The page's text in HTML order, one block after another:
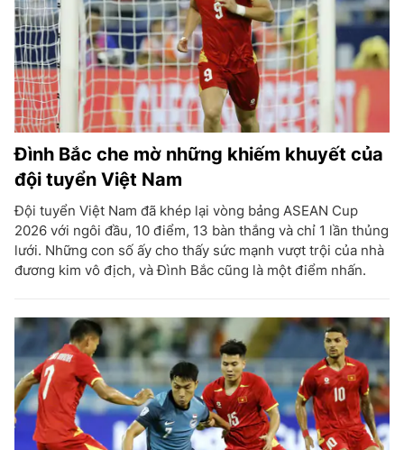
Đình Bắc che mờ những khiếm khuyết của
đội tuyển Việt Nam
Đội tuyển Việt Nam đã khép lại vòng bảng ASEAN Cup
2026 với ngôi đầu, 10 điểm, 13 bàn thắng và chỉ 1 lần thủng
lưới. Những con số ấy cho thấy sức mạnh vượt trội của nhà
đương kim vô địch, và Đình Bắc cũng là một điểm nhấn.